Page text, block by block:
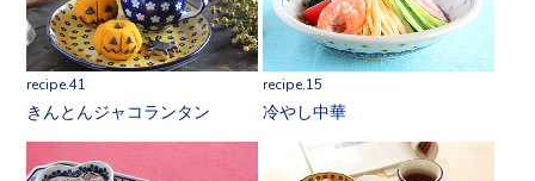
recipe.41
きんとんジャコランタン
recipe.15
冷やし中華